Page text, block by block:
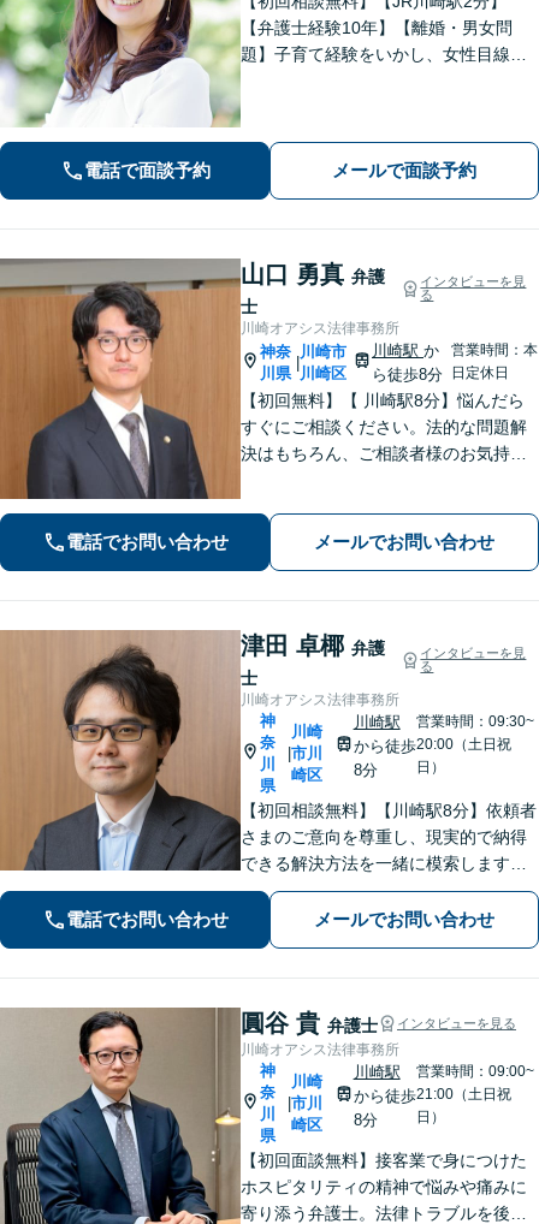
【弁護士経験10年】【離婚・男女問
題】子育て経験をいかし、女性目線で
談ください。【土日祝対応可】
電話で面談予約 メールで面談予約
山口 勇真 弁護
士
インタビューを見
る
川崎オアシス法律事務所
神奈
川県
川崎市
川崎区
川崎駅 か
ら徒歩8分
営業時間：本
日定休日
【初回無料】【 川崎駅8分】悩んだら
すぐにご相談ください。法的な問題解
決はもちろん、ご相談者様のお気持ち
脚」の姿勢で解決まで伴走いたします
ので安心してお任せください。【WEB
電話でお問い合わせ メールでお問い合わせ
津田 卓椰 弁護
士
インタビューを見
る
川崎オアシス法律事務所
神
奈
川
県
|
川崎
市川
崎区
川崎駅
から徒歩
8分
営業時間：09:30~
20:00（土日祝
日）
【初回相談無料】【川崎駅8分】依頼者
さまのご意向を尊重し、現実的で納得
できる解決方法を一緒に模索します
【離婚問題】調停・訴訟対応に豊富な
実績あり。人生の再出発を全力で応援
いたします【借金問題】状況を整理
電話でお問い合わせ メールでお問い合わせ
圓谷 貴 弁護士 インタビューを見る
川崎オアシス法律事務所
神
奈
川
県
|
川崎
市川
崎区
川崎駅
から徒歩
8分
営業時間：09:00~
21:00（土日祝
日）
【初回面談無料】接客業で身につけた
ホスピタリティの精神で悩みや痛みに
寄り添う弁護士。法律トラブルを後ろ